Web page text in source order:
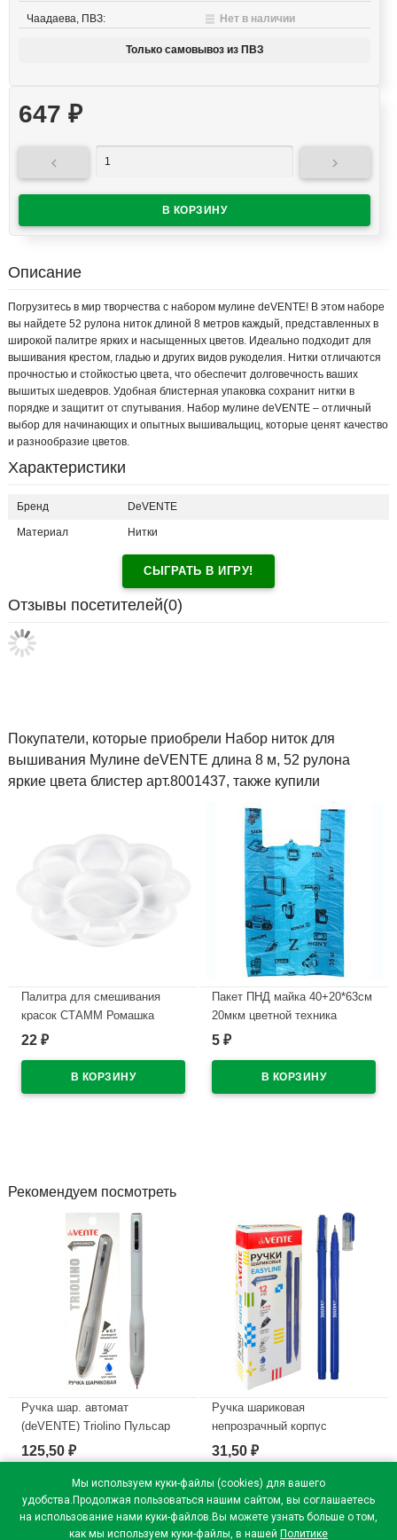
Мы используем куки-файлы (cookies) для вашего
удобства.Продолжая пользоваться нашим сайтом, вы соглашаетесь
на использование нами куки-файлов.Вы можете узнать больше о том,
как мы используем куки-файлы, в нашей Политике
Чаадаева, ПВЗ: Нет в наличии
Только самовывоз из ПВЗ
647 ₽
 
Описание
Погрузитесь в мир творчества с набором мулине deVENTE! В этом наборе
вы найдете 52 рулона ниток длиной 8 метров каждый, представленных в
широкой палитре ярких и насыщенных цветов. Идеально подходит для
вышивания крестом, гладью и других видов рукоделия. Нитки отличаются
прочностью и стойкостью цвета, что обеспечит долговечность ваших
вышитых шедевров. Удобная блистерная упаковка сохранит нитки в
порядке и защитит от спутывания. Набор мулине deVENTE – отличный
выбор для начинающих и опытных вышивальщиц, которые ценят качество
и разнообразие цветов.
Характеристики
Бренд DeVENTE
Материал Нитки
СЫГРАТЬ В ИГРУ!
Отзывы посетителей(0)
Покупатели, которые приобрели Набор ниток для
вышивания Мулине deVENTE длина 8 м, 52 рулона
яркие цвета блистер арт.8001437, также купили
Палитра для смешивания
красок СТАММ Ромашка
белая арт ПА51
22 ₽
Пакет ПНД майка 40+20*63см
20мкм цветной техника
5 ₽
Рекомендуем посмотреть
Ручка шар. автомат
(deVENTE) Triolino Пульсар
(Pulsar) н/
проз.корп.синий,0,7мм
арт.5070611 (Ст12)
В наличии
125,50 ₽
Ручка шариковая
непрозрачный корпус
(deVENTE) Простые линии
(EasyLine) синий, 0,7мм, игла
синий корпус арт.5073626
В наличии
31,50 ₽